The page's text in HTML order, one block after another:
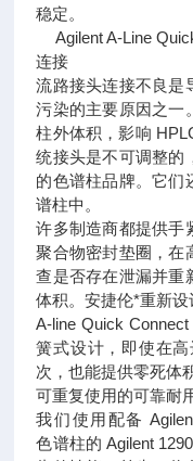
稳定。
Agilent A-Line
连接
流路接头连接不良是
污染的主要原因之一
柱外体积，影响
统接头是不可调整的
的色谱柱品牌。它们
谱柱中。
许多制造商都提供手
聚合物密封垫圈，在
查是否存在泄漏并重
体积。安捷伦*重新设
A-line Quick
簧式设计，即使在
次，也能提供零死体
可重复使用的可靠耐
我们使用配备
色谱柱的 Agilent